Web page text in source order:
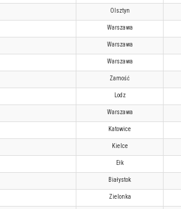
Olsztyn
Warszawa
Warszawa
Warszawa
Zamość
Lodz
Warszawa
Katowice
Kielce
Ełk
Białystok
Zielonka